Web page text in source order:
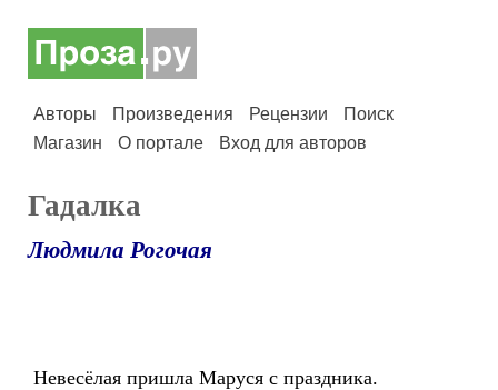
Авторы Произведения Рецензии
Поиск
Магазин
О портале Вход для авторов
Гадалка
Людмила Рогочая
Невесёлая пришла Маруся с праздника.